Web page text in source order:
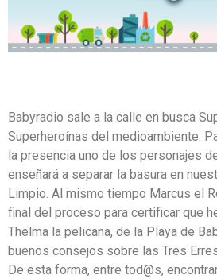
Babyradio sale a la calle en busca
Superheroínas del medioambiente.
la presencia uno de los personajes
enseñará a separar la basura en
Limpio. Al mismo tiempo Marcus el
final del proceso para certificar que
Thelma la pelicana, de la Playa de
buenos consejos sobre las Tres
De esta forma, entre tod@s,